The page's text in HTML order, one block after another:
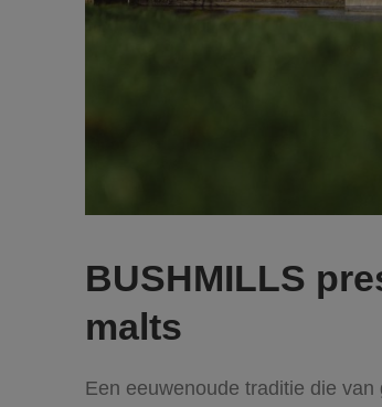
BUSHMILLS
malts
Een eeuwenoude traditie die